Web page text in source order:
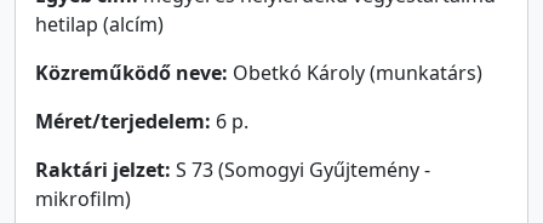
hetilap (alcím)
Közreműködő neve: Obetkó Károly (munkatárs)
Méret/terjedelem: 6 p.
Raktári jelzet: S 73 (Somogyi Gyűjtemény -
mikrofilm)